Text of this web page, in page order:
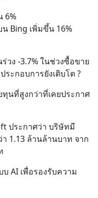
6%
Bing เพิ่มขึ้น 16%
วง -3.7% ในช่วงซื้อขาย
ะกอบการยังเติบโต ?
ทุนที่สูงกว่าที่เคยประกาศ
ประกาศว่า บริษัทมี
า 1.13 ล้านล้านบาท จาก
บ AI เพื่อรองรับความ